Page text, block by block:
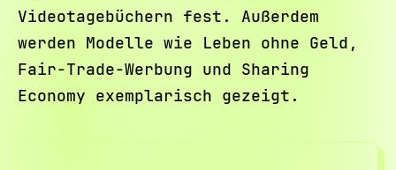
Videotagebüchern fest. Außerdem
werden Modelle wie Leben ohne Geld,
Fair-Trade-Werbung und Sharing
Economy exemplarisch gezeigt.